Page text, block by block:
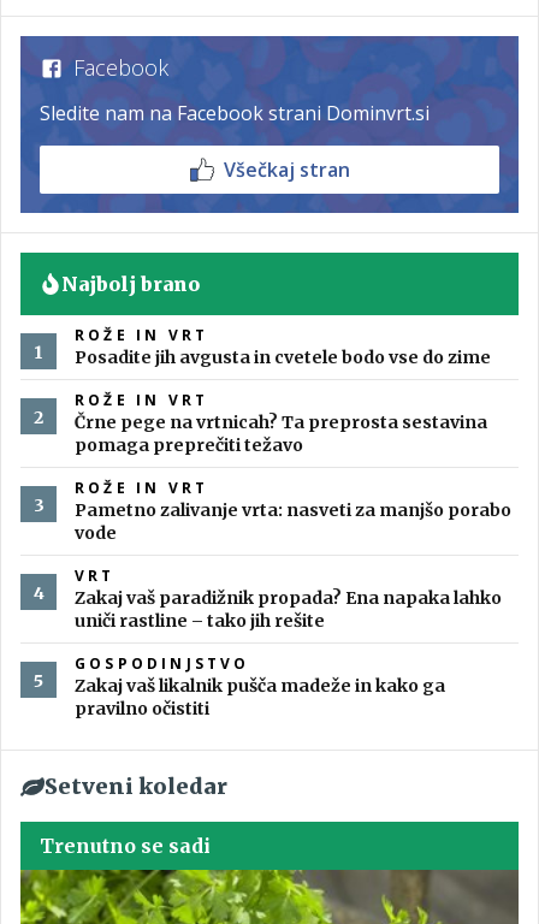
Facebook
Sledite nam na Facebook strani Dominvrt.si
Všečkaj stran
Najbolj brano
ROŽE IN VRT
Posadite jih avgusta in cvetele bodo vse do zime
ROŽE IN VRT
Črne pege na vrtnicah? Ta preprosta sestavina
pomaga preprečiti težavo
ROŽE IN VRT
Pametno zalivanje vrta: nasveti za manjšo porabo
vode
VRT
Zakaj vaš paradižnik propada? Ena napaka lahko
uniči rastline – tako jih rešite
GOSPODINJSTVO
Zakaj vaš likalnik pušča madeže in kako ga
pravilno očistiti
Setveni koledar
Trenutno se sadi